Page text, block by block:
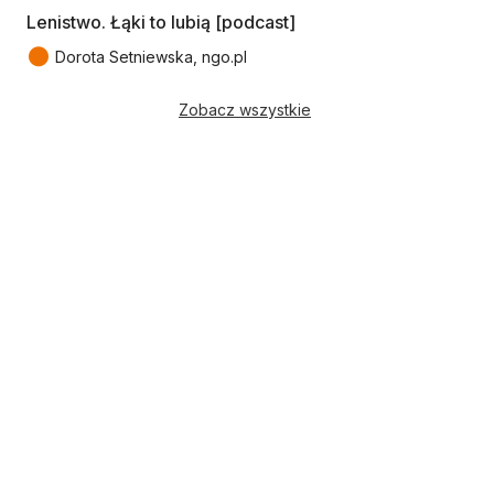
Lenistwo. Łąki to lubią [podcast]
● Dorota Setniewska, ngo.pl
Zobacz wszystkie